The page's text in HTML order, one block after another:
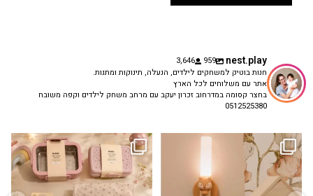
nest.play
959
3,646
חנות בוטיק למשחקים לילדים, הנעלה, תינוקות ומתנות.
אתר עם משלוחים לכל הארץ
בחצר קסומה במדרחוב זכרון יעקב עם מרחב משחק לילדים וקפה משובח
0512525380
✨ חוזרים למסגרת בסטייל! ✨
הקולקציה החדשה...
9 4
גם פריט עיצובי לחדר, גם מנורת לילה
...
0